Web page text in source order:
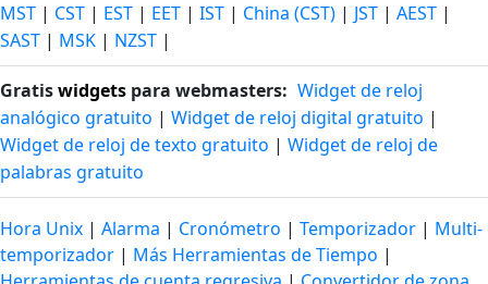
MST | CST | EST | EET | IST | China (CST) | JST | AEST |
SAST | MSK | NZST |
Gratiswidgets para webmasters: Widget de reloj
analógico gratuito | Widget de reloj digital gratuito |
Widget de reloj de texto gratuito | Widget de reloj de
palabras gratuito
Hora Unix | Alarma | Cronómetro | Temporizador | Multi-
temporizador | Más Herramientas de Tiempo |